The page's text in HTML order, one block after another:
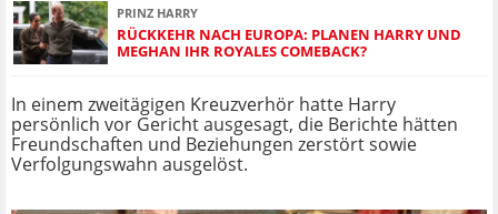
PRINZ HARRY
RÜCKKEHR NACH EUROPA: PLANEN HARRY UND
MEGHAN IHR ROYALES COMEBACK?
In einem zweitägigen Kreuzverhör hatte Harry
persönlich vor Gericht ausgesagt, die Berichte hätten
Freundschaften und Beziehungen zerstört sowie
Verfolgungswahn ausgelöst.